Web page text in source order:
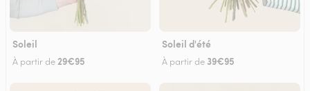
Soleil
À partir de29€95
Soleil d'été
À partir de 39€95